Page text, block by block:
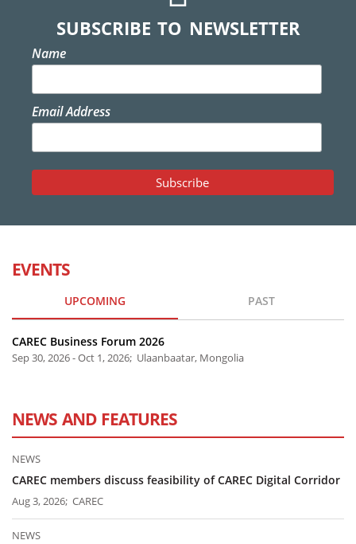
SUBSCRIBE TO NEWSLETTER
Name
Email Address
EVENTS
UPCOMING PAST
CAREC Business Forum 2026
Sep 30, 2026 - Oct 1, 2026; Ulaanbaatar, Mongolia
NEWS AND FEATURES
NEWS
CAREC members discuss feasibility of CAREC Digital Corridor
Aug 3, 2026; CAREC
NEWS